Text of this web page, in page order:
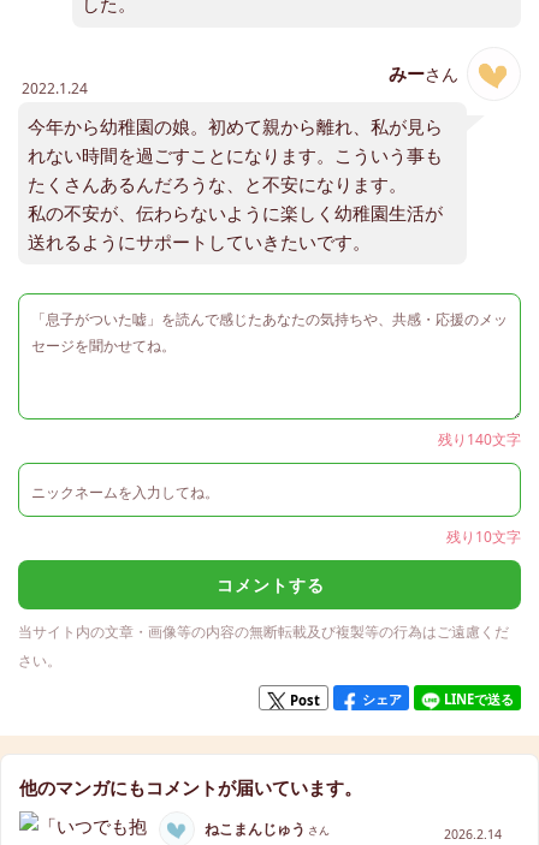
みーさん
2022.1.24
今年から幼稚園の娘。初めて親から離れ、私が見ら
れない時間を過ごすことになります。こういう事も
たくさんあるんだろうな、と不安になります。
私の不安が、伝わらないように楽しく幼稚園生活が
送れるようにサポートしていきたいです。
残り140文字
残り10文字
コメントする
当サイト内の文章・画像等の内容の無断転載及び複製等の行為はご遠慮くだ
さい。
Post シェア LINEで送る
他のマンガにもコメントが届いています。
ねこまんじゅう さん 2026.2.14